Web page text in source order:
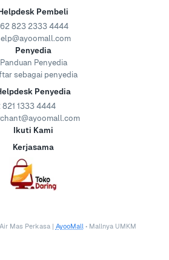
Helpdesk Pembeli
823 2333 4444
Penyedia
Panduan Penyedia
sebagai penyedia
Penyedia
821 1333 4444
Ikuti Kami
Kerjasama
Mas Perkasa | AyooMall • Mallnya UMKM